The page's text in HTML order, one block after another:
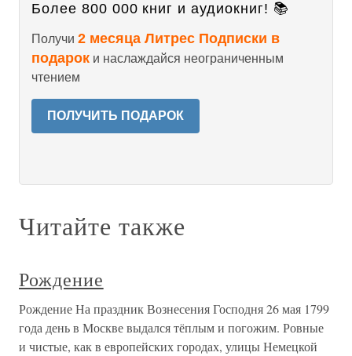
Более 800 000 книг и аудиокниг! 📚
Получи 2 месяца Литрес Подписки в
подарок и наслаждайся неограниченным
чтением
ПОЛУЧИТЬ ПОДАРОК
Читайте также
Рождение
Рождение На праздник Вознесения Господня 26 мая 1799
года день в Москве выдался тёплым и погожим. Ровные
и чистые, как в европейских городах, улицы Немецкой